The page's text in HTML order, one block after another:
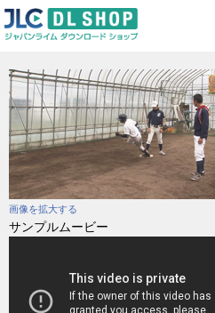
画像を拡大する
サンプルムービー